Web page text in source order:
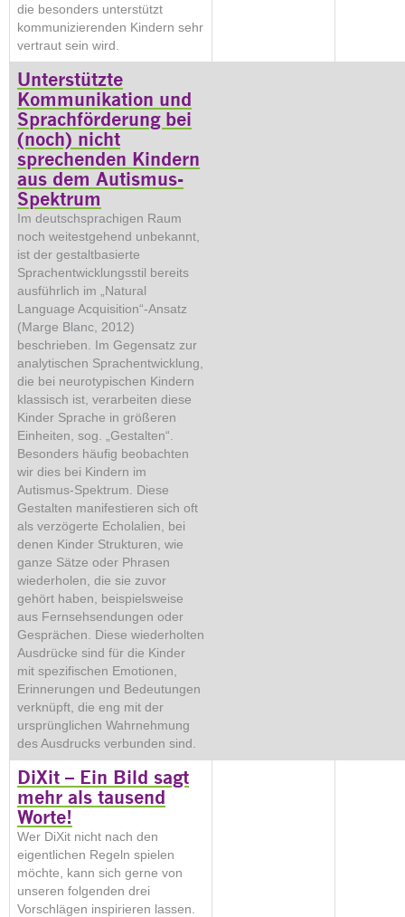
die besonders unterstützt
kommunizierenden Kindern sehr
vertraut sein wird.
Unterstützte
Kommunikation und
Sprachförderung bei
(noch) nicht
sprechenden Kindern
aus dem Autismus-
Spektrum
Im deutschsprachigen Raum
noch weitestgehend unbekannt,
ist der gestaltbasierte
Sprachentwicklungsstil bereits
ausführlich im „Natural
Language Acquisition“-Ansatz
(Marge Blanc, 2012)
beschrieben. Im Gegensatz zur
analytischen Sprachentwicklung,
die bei neurotypischen Kindern
klassisch ist, verarbeiten diese
Kinder Sprache in größeren
Einheiten, sog. „Gestalten“.
Besonders häufig beobachten
wir dies bei Kindern im
Autismus-Spektrum. Diese
Gestalten manifestieren sich oft
als verzögerte Echolalien, bei
denen Kinder Strukturen, wie
ganze Sätze oder Phrasen
wieder­holen, die sie zuvor
gehört haben, beispielsweise
aus Fernsehsendungen oder
Gesprächen. Diese wiederholten
Ausdrücke sind für die Kinder
mit spezifischen Emotionen,
Erinnerungen und Bedeutungen
verknüpft, die eng mit der
ursprünglichen Wahrnehmung
des Ausdrucks verbunden sind.
DiXit – Ein Bild sagt
mehr als tausend
Worte!
Wer DiXit nicht nach den
eigentlichen Regeln spielen
möchte, kann sich gerne von
unseren folgenden drei
Vorschlägen inspirieren lassen.